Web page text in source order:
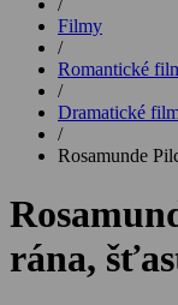
Filmy
/
Romantické
/
Dramatické
/
Rosamunde
rána,